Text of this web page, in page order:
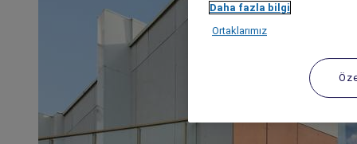
Daha fazla bilgi
Ortaklarımız